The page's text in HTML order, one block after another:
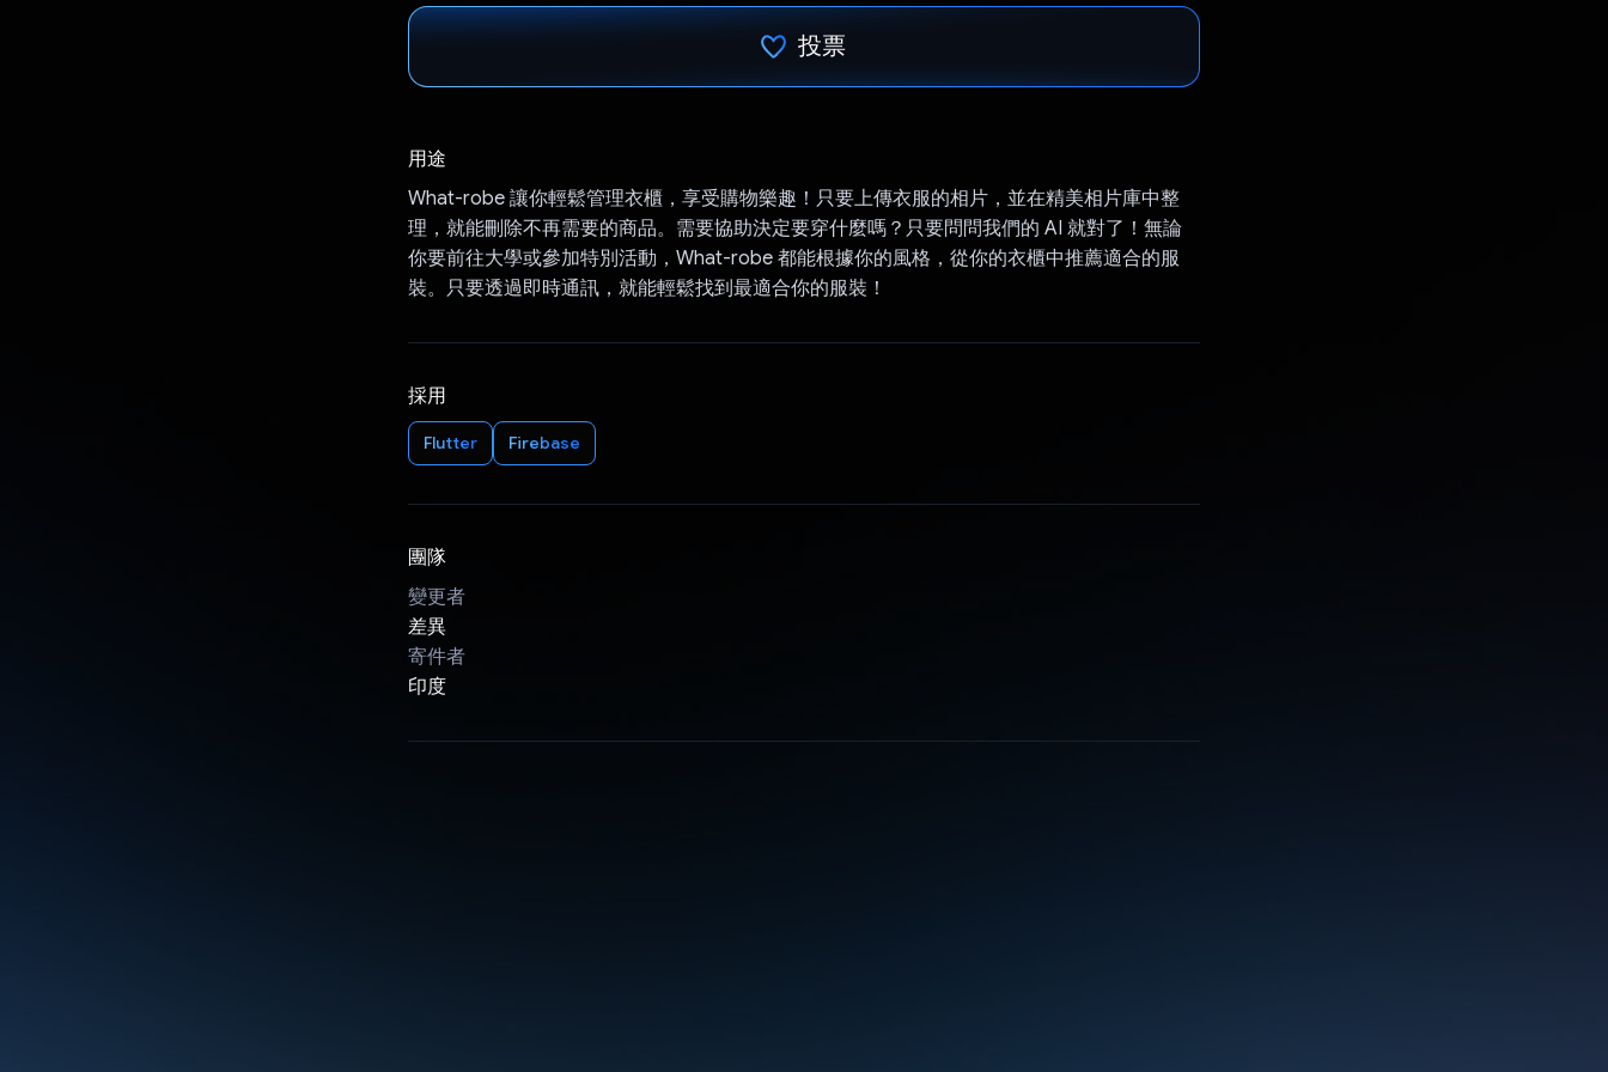
投票
用途
What-robe 讓你輕鬆管理衣櫃，享受購物樂趣！只要上傳衣服的相片，並在精美相片庫中整
理，就能刪除不再需要的商品。需要協助決定要穿什麼嗎？只要問問我們的 AI 就對了！無論
你要前往大學或參加特別活動，What-robe 都能根據你的風格，從你的衣櫃中推薦適合的服
裝。只要透過即時通訊，就能輕鬆找到最適合你的服裝！
採用
Flutter Firebase
團隊
變更者
差異
寄件者
印度